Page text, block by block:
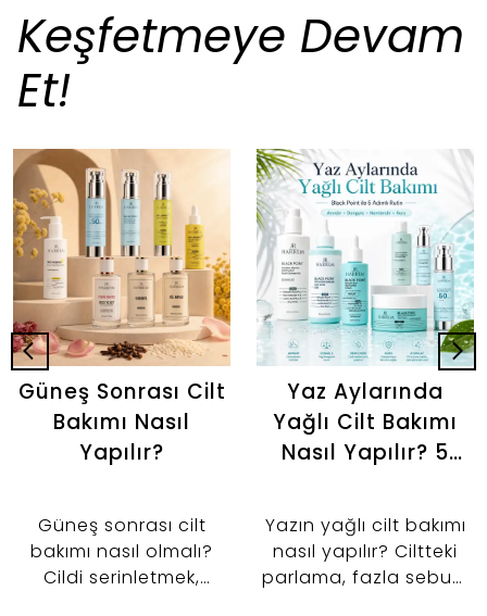
Keşfetmeye Devam
Et!
Güneş Sonrası Cilt
Bakımı Nasıl
Yapılır?
Güneş sonrası cilt
bakımı nasıl olmalı?
Cildi serinletmek,
Yaz Aylarında
Yağlı Cilt Bakımı
Nasıl Yapılır? 5
Bakım Rutini
Yazın yağlı cilt bakımı
nasıl yapılır? Ciltteki
parlama, fazla sebum